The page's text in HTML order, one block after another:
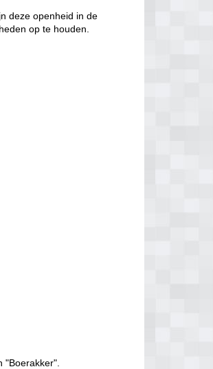
deze openheid in de
op te houden.
"Boerakker".